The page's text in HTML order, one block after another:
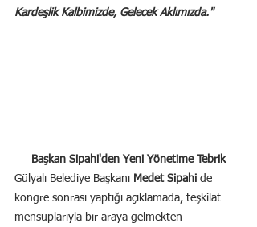
Kardeşlik Kalbimizde, Gelecek Aklımızda."
Başkan Sipahi'den Yeni Yönetime Tebrik
Gülyalı Belediye Başkanı Medet Sipahi de
kongre sonrası yaptığı açıklamada, teşkilat
mensuplarıyla bir araya gelmekten